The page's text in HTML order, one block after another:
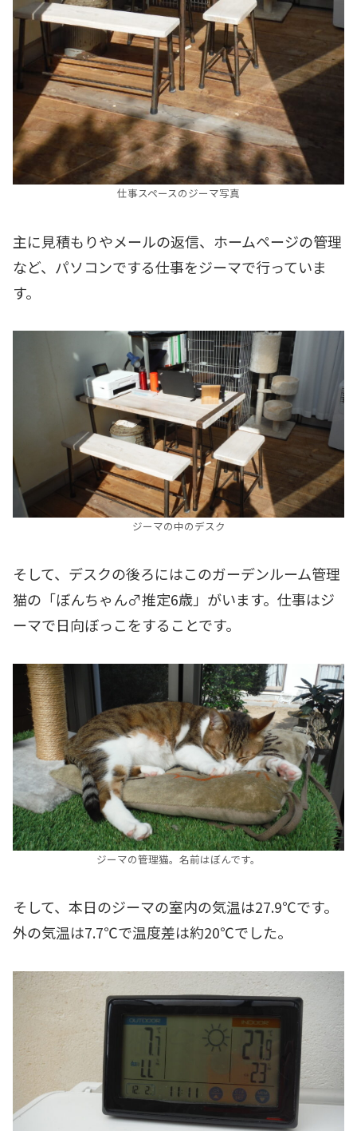
仕事スペースのジーマ写真
主に見積もりやメールの返信、ホームページの管理
など、パソコンでする仕事をジーマで行っていま
す。
ジーマの中のデスク
そして、デスクの後ろにはこのガーデンルーム管理
猫の「ぼんちゃん♂推定6歳」がいます。仕事はジ
ーマで日向ぼっこをすることです。
ジーマの管理猫。名前はぼんです。
そして、本日のジーマの室内の気温は27.9℃です。
外の気温は7.7℃で温度差は約20℃でした。